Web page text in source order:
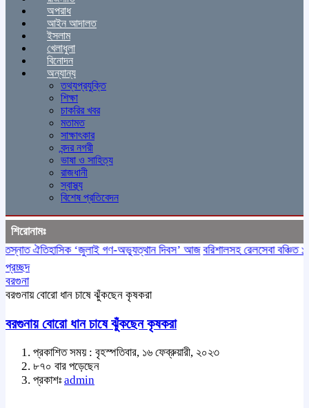
অপরাধ
আইন আদালত
ইসলাম
খেলাধুলা
বিনোদন
অন্যান্য
তথ্যপ্রযুক্তি
শিক্ষা
চাকরির খবর
মতামত
সাক্ষাৎকার
বন্দর নগরী
ভাষা ও সাহিত্য
রাজধানী
স্বাস্থ্য
বিশেষ প্রতিবেদন
শিরোনামঃ
ঐতিহাসিক ‌‘জুলাই গণ-অভ্যুত্থান দিবস’ আজ বরিশালসহ রেলসেবা বঞ্চিত ১৬
প্রচ্ছদ
বরগুনা
বরগুনায় বোরো ধান চাষে ঝুঁকছেন কৃষকরা
বরগুনায় বোরো ধান চাষে ঝুঁকছেন কৃষকরা
প্রকাশিত সময় : বৃহস্পতিবার, ১৬ ফেব্রুয়ারী, ২০২৩
৮৭০ বার পড়েছেন
প্রকাশঃ admin